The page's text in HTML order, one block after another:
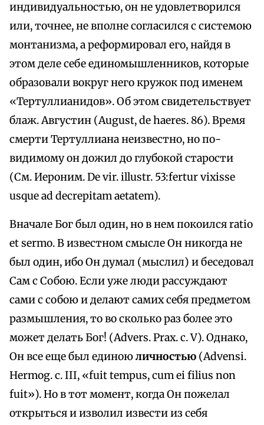
индивидуальностью, он не удовлетворился
или, точнее, не вполне согласился с системою
монтанизма, а реформировал его, найдя в
этом деле себе единомышленников, которые
образовали вокруг него кружок под именем
«Тертуллианидов». Об этом свидетельствует
блаж. Августин (August, de haeres. 86). Время
смерти Тертуллиана неизвестно, но по-
видимому он дожил до глубокой старости
(См. Иероним. De vir. illustr. 53:fertur vixisse
usque ad decrepitam aetatem).
Вначале Бог был один, но в нем покоился ratio
et sermo. В известном смысле Он никогда не
был один, ибо Он думал (мыслил) и беседовал
Сам с Собою. Если уже люди рассуждают
сами с собою и делают самих себя предметом
размышления, то во сколько раз более это
может делать Бог! (Advers. Prax. с. V). Однако,
Он все еще был единоюличностью (Advensi.
Hermog. c. III, «fuit tempus, cum ei filius non
fuit»). Но в тот момент, когда Он пожелал
открыться и изволил извести из себя